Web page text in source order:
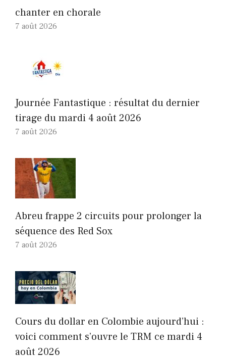
chanter en chorale
7 août 2026
Journée Fantastique : résultat du dernier
tirage du mardi 4 août 2026
7 août 2026
Abreu frappe 2 circuits pour prolonger la
séquence des Red Sox
7 août 2026
Cours du dollar en Colombie aujourd’hui :
voici comment s’ouvre le TRM ce mardi 4
août 2026